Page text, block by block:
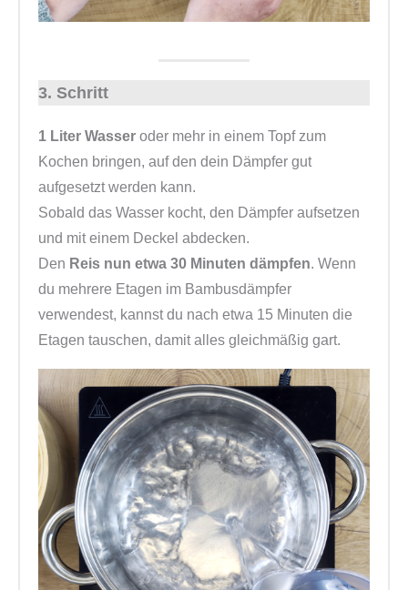
3. Schritt
1 Liter Wasser oder mehr in einem Topf zum
Kochen bringen, auf den dein Dämpfer gut
aufgesetzt werden kann.
Sobald das Wasser kocht, den Dämpfer aufsetzen
und mit einem Deckel abdecken.
Den Reis nun etwa 30 Minuten dämpfen. Wenn
du mehrere Etagen im Bambusdämpfer
verwendest, kannst du nach etwa 15 Minuten die
Etagen tauschen, damit alles gleichmäßig gart.